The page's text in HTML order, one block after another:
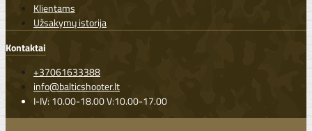
Klientams
Užsakymų istorija
Kontaktai
+37061633388
info@balticshooter.lt
I-IV: 10.00-18.00 V:10.00-17.00